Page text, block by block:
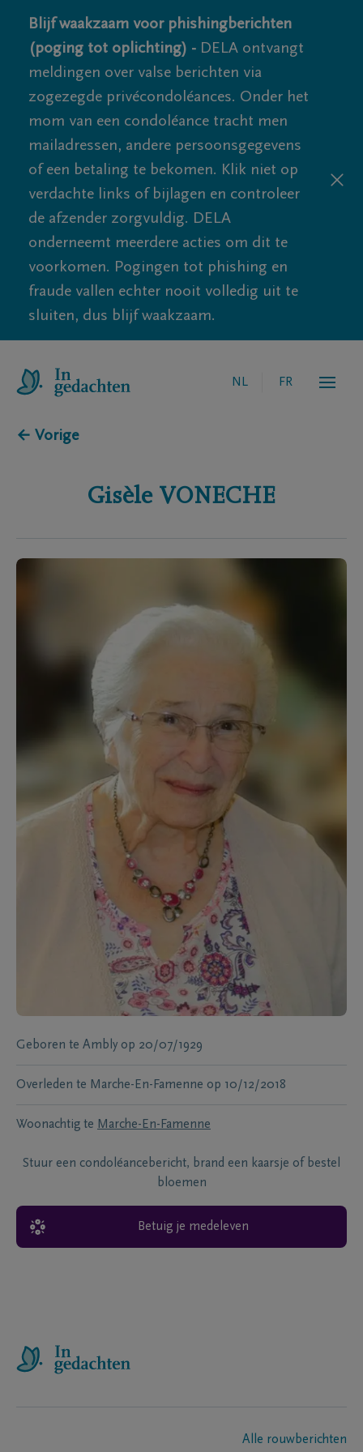
Blijf waakzaam voor phishingberichten
(poging tot oplichting) - DELA ontvangt
meldingen over valse berichten via
zogezegde privécondoléances. Onder het
mom van een condoléance tracht men
mailadressen, andere persoonsgegevens
of een betaling te bekomen. Klik niet op
verdachte links of bijlagen en controleer
de afzender zorgvuldig. DELA
onderneemt meerdere acties om dit te
voorkomen. Pogingen tot phishing en
fraude vallen echter nooit volledig uit te
sluiten, dus blijf waakzaam.
NL FR
← Vorige
Gisèle VONECHE
Geboren te Ambly op 20/07/1929
Overleden te Marche-En-Famenne op 10/12/2018
Woonachtig te Marche-En-Famenne
Stuur een condoléancebericht, brand een kaarsje of bestel
bloemen
Betuig je medeleven
Alle rouwberichten